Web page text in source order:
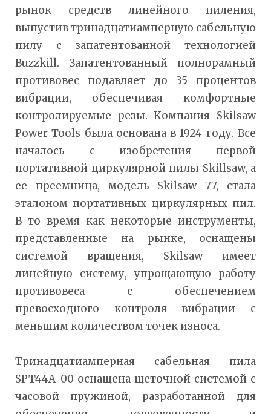
рынок средств линейного пиления,
выпустив тринадцатиамперную сабельную
пилу с запатентованной технологией
Buzzkill. Запатентованный полнорамный
противовес подавляет до 35 процентов
вибрации, обеспечивая комфортные
контролируемые резы. Компания Skilsaw
Power Tools была основана в 1924 году. Все
началось с изобретения первой
портативной циркулярной пилы Skillsaw, а
ее преемница, модель Skilsaw 77, стала
эталоном портативных циркулярных пил.
В то время как некоторые инструменты,
представленные на рынке, оснащены
системой вращения, Skilsaw имеет
линейную систему, упрощающую работу
противовеса с обеспечением
превосходного контроля вибрации с
меньшим количеством точек износа.
Тринадцатиамперная сабельная пила
SPT44A-00 оснащена щеточной системой с
часовой пружиной, разработанной для